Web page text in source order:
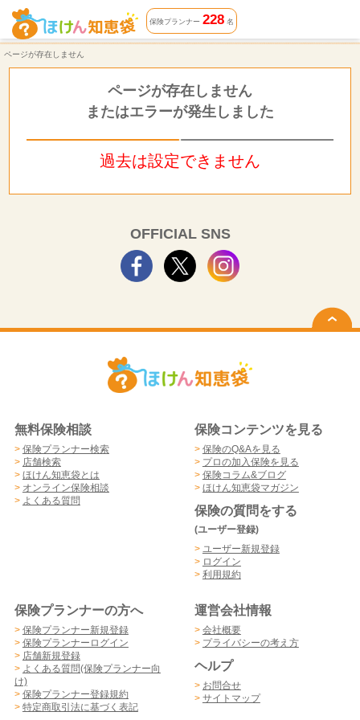
ページが存在しません | ほけん知恵袋
保険プランナー 228名
ページが存在しません
ページが存在しません
またはエラーが発生しました
過去は設定できません
OFFICIAL SNS
無料保険相談
> 保険プランナー検索
> 店舗検索
> ほけん知恵袋とは
> オンライン保険相談
> よくある質問
保険コンテンツを見る
> 保険のQ&Aを見る
> プロの加入保険を見る
> 保険コラム&ブログ
> ほけん知恵袋マガジン
保険の質問をする
(ユーザー登録)
> ユーザー新規登録
> ログイン
> 利用規約
保険プランナーの方へ
> 保険プランナー新規登録
> 保険プランナーログイン
> 店舗新規登録
> よくある質問(保険プランナー向
け)
> 保険プランナー登録規約
> 特定商取引法に基づく表記
運営会社情報
> 会社概要
> プライバシーの考え方
ヘルプ
> お問合せ
> サイトマップ